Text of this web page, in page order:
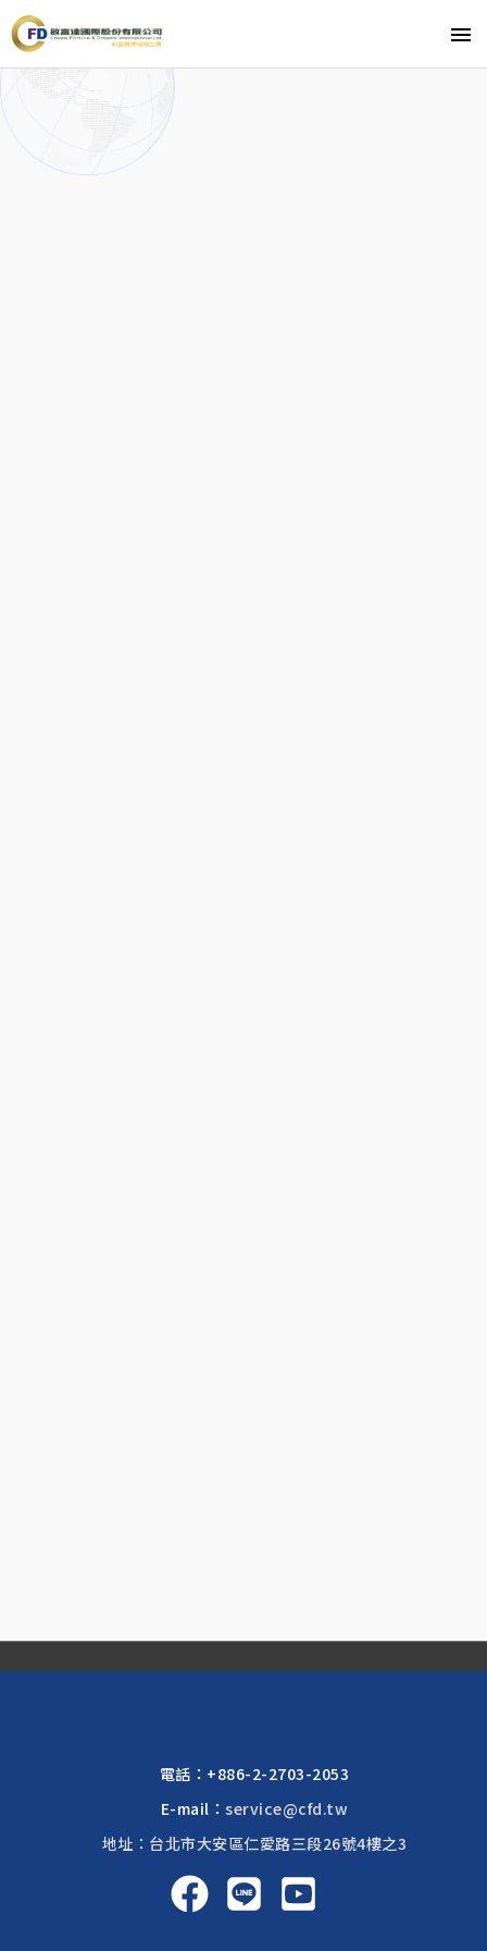
電話： +886-2-2703-2053
E-mail：service@cfd.tw
地址：台北市大安區仁愛路三段26號4樓之3